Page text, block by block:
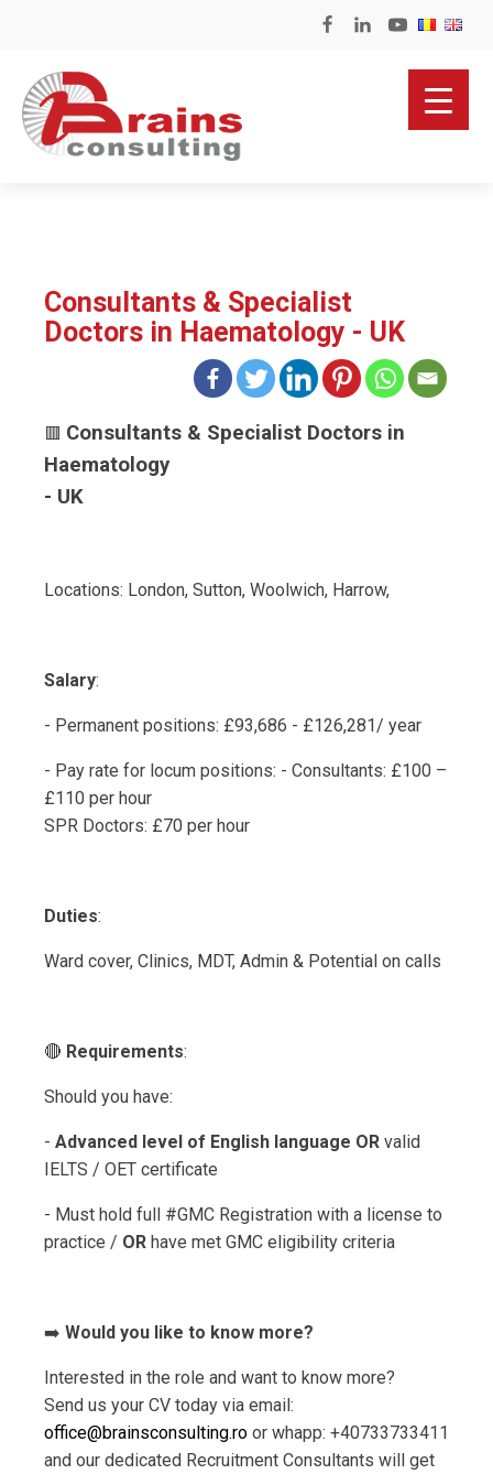
Consultants & Specialist
Doctors in Haematology - UK
🟥 Consultants & Specialist Doctors in
Haematology
- UK
Locations: London, Sutton, Woolwich, Harrow,
Salary:
- Permanent positions: £93,686 - £126,281/ year
- Pay rate for locum positions: - Consultants: £100 –
£110 per hour
SPR Doctors: £70 per hour
Duties:
Ward cover, Clinics, MDT, Admin & Potential on calls
🔴 Requirements:
Should you have:
- Advanced level of English language OR valid
IELTS / OET certificate
- Must hold full #GMC Registration with a license to
practice / OR have met GMC eligibility criteria
➡️ Would you like to know more?
Interested in the role and want to know more?
Send us your CV today via email:
office@brainsconsulting.ro or whapp: +40733733411
and our dedicated Recruitment Consultants will get